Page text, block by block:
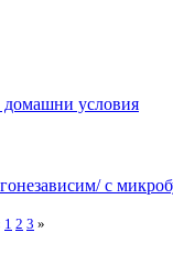
домашни условия
с
1 2 3 »